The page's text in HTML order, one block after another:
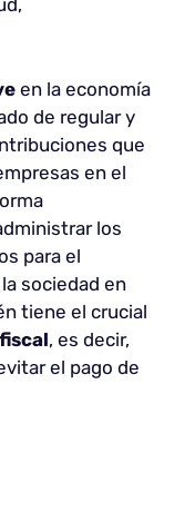
en la economía
de regular y
que
en el
los
para el
sociedad en
tiene el crucial
, es decir,
el pago de